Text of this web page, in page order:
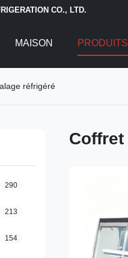
CO., LTD.
MAISON PRODUITS
réfrigéré
290
213
154